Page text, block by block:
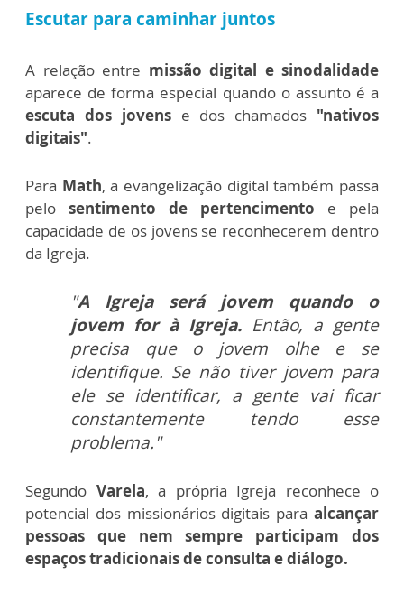
Escutar para caminhar juntos
A relação entre missão digital e sinodalidade
aparece de forma especial quando o assunto é a
escuta dos jovense dos chamados "nativos
digitais".
Para Math, a evangelização digital também passa
pelo sentimento de pertencimento e pela
capacidade de os jovens se reconhecerem dentro
da Igreja.
"A Igreja será jovem quando o
jovem for à Igreja. Então, a gente
precisa que o jovem olhe e se
identifique. Se não tiver jovem para
ele se identificar, a gente vai ficar
constantemente tendo esse
problema."
Segundo Varela, a própria Igreja reconhece o
potencial dos missionários digitais para alcançar
pessoas que nem sempre participam dos
espaços tradicionais de consulta e diálogo.